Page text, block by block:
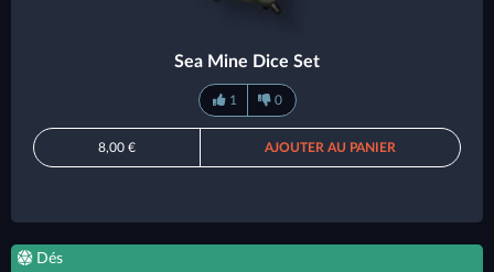
Sea Mine Dice Set
1 0
8,00 € AJOUTER AU PANIER
Dés